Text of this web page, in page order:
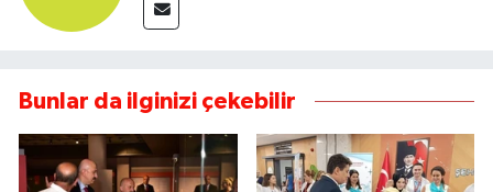
Bunlar da ilginizi çekebilir